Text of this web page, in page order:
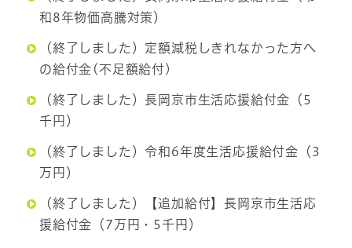
和8年物価高騰対策）
（終了しました）定額減税しきれなかった方へ
の給付金(不足額給付)
（終了しました）長岡京市生活応援給付金（5
千円）
（終了しました）令和6年度生活応援給付金（3
万円）
（終了しました）【追加給付】長岡京市生活応
援給付金（7万円・5千円）